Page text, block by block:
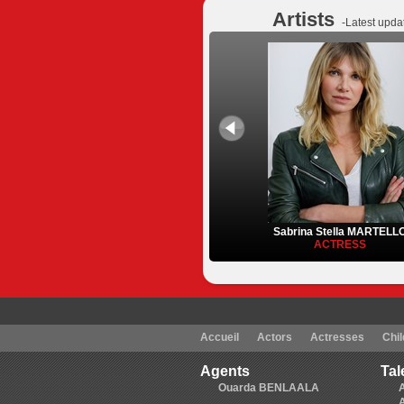
Artists -Latest
Sabrina Stella
ACTRESS
Accueil Actors Actresses
Agents
Ouarda BENLAALA